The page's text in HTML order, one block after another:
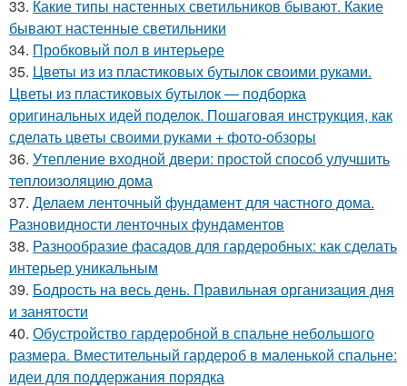
33. Какие типы настенных светильников бывают. Какие
бывают настенные светильники
34. Пробковый пол в интерьере
35. Цветы из из пластиковых бутылок своими руками.
Цветы из пластиковых бутылок — подборка
оригинальных идей поделок. Пошаговая инструкция, как
сделать цветы своими руками + фото-обзоры
36. Утепление входной двери: простой способ улучшить
теплоизоляцию дома
37. Делаем ленточный фундамент для частного дома.
Разновидности ленточных фундаментов
38. Разнообразие фасадов для гардеробных: как сделать
интерьер уникальным
39. Бодрость на весь день. Правильная организация дня
и занятости
40. Обустройство гардеробной в спальне небольшого
размера. Вместительный гардероб в маленькой спальне:
идеи для поддержания порядка